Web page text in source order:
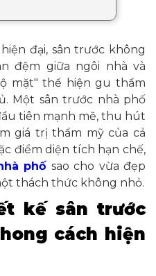
đại, sân trước không
đệm giữa ngôi nhà và
mặt" thể hiện gu thẩm
Một sân trước nhà phố
tiên mạnh mẽ, thu hút
giá trị thẩm mỹ của cả
điểm diện tích hạn chế,
phố sao cho vừa đẹp
thách thức không nhỏ.
kế sân trước
cách hiện